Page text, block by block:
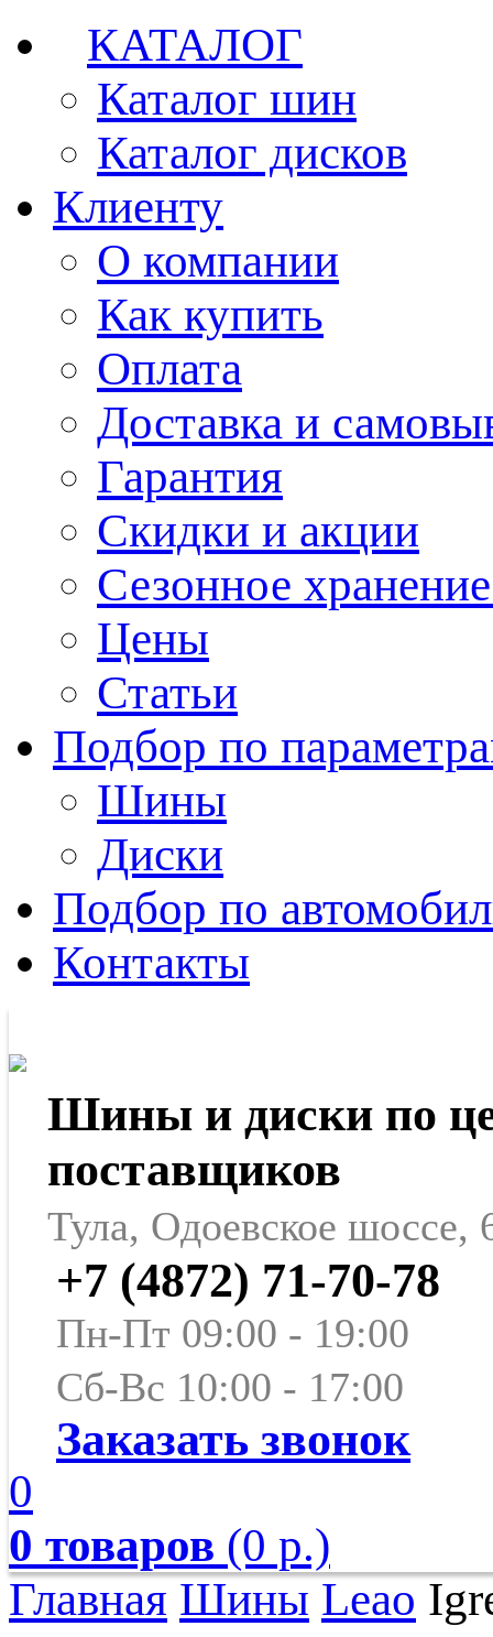
КАТАЛОГ
Каталог шин
Каталог дисков
Клиенту
О компании
Как купить
Оплата
Доставка и
Гарантия
Скидки и акции
Сезонное
Цены
Статьи
Подбор по
Шины
Диски
Подбор по
Контакты
Шины и диски по
поставщиков
Тула, Одоевское шоссе,
+7 (4872) 71-70-78
Пн-Пт 09:00 - 19:00
Сб-Вс 10:00 - 17:00
Заказать звонок
0
0 товаров (0 р.)
Главная Шины Leao